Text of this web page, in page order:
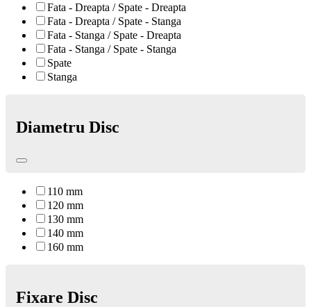
Fata - Dreapta / Spate - Dreapta
Fata - Dreapta / Spate - Stanga
Fata - Stanga / Spate - Dreapta
Fata - Stanga / Spate - Stanga
Spate
Stanga
Diametru Disc
110 mm
120 mm
130 mm
140 mm
160 mm
Fixare Disc